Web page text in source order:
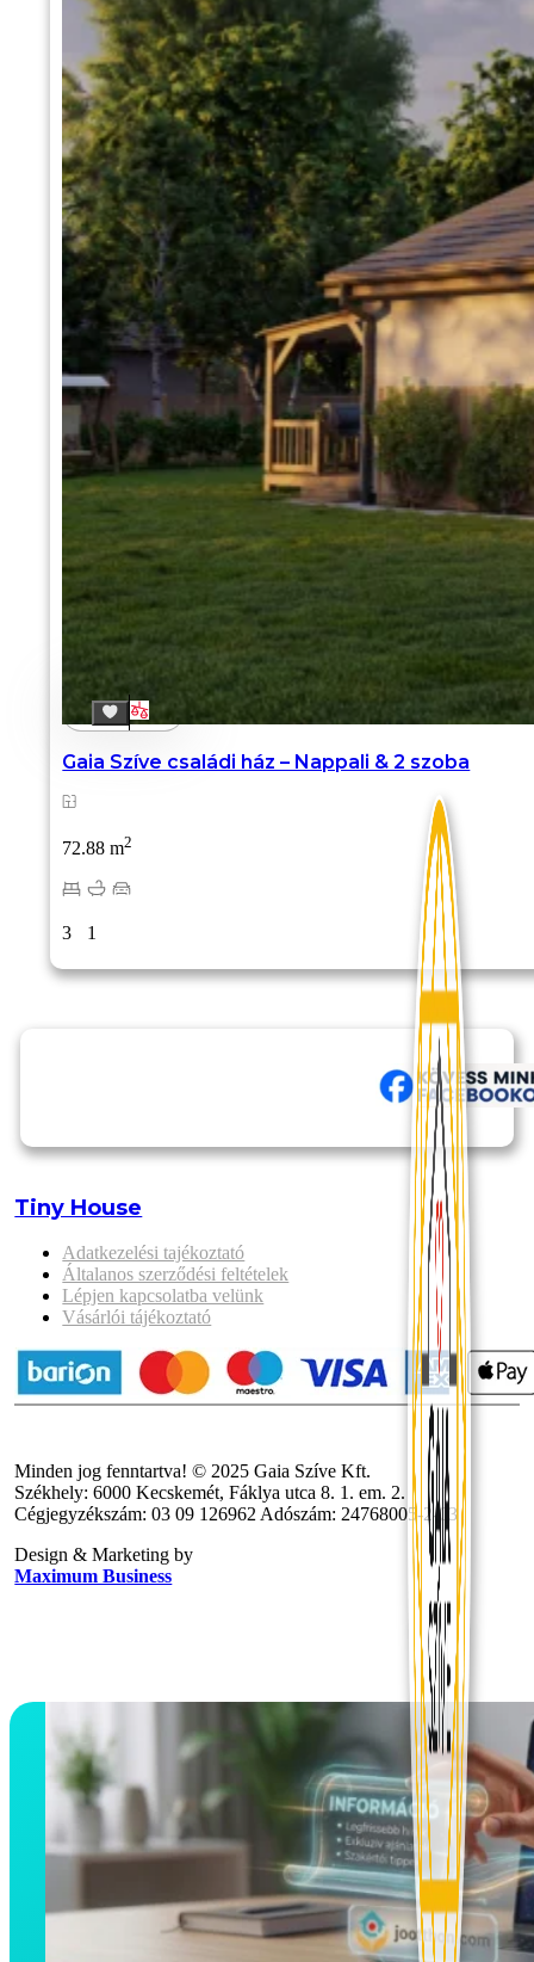
Gaia Szíve családi ház – Nappali & 2 szoba
72.88 m2
3 1
Tiny House
Adatkezelési tajékoztató
Általanos szerződési feltételek
Lépjen kapcsolatba velünk
Vásárlói tájékoztató
Minden jog fenntartva! © 2025 Gaia Szíve Kft.
Székhely: 6000 Kecskemét, Fáklya utca 8. 1. em. 2.
Cégjegyzékszám: 03 09 126962 Adószám: 24768005-2-03
Design & Marketing by
Maximum Business